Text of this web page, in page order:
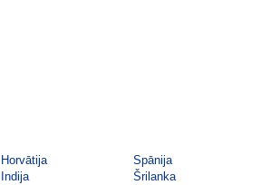
Horvātija
Indija
Spānija
Šrilanka